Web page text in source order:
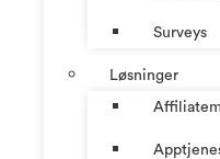
Surveys
Løsninger